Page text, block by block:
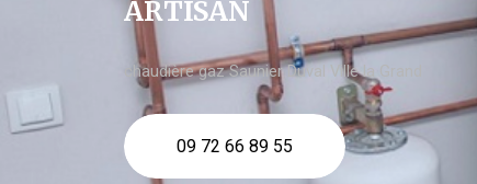
ARTISAN
chaudière gaz Saunier Duval Ville la Grand
09 72 66 89 55